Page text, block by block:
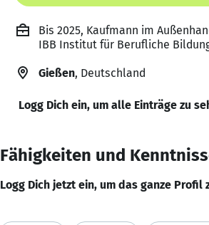
Bis 2025, Kaufmann im
IBB Institut für Berufliche
Gießen, Deutschland
Logg Dich ein, um alle Einträge zu
Fähigkeiten und
Logg Dich jetzt ein, um das ganze Profil